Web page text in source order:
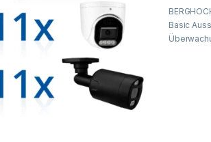
Basic